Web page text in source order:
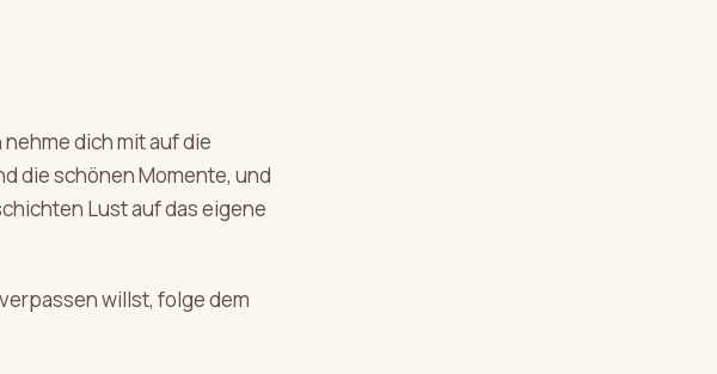
dich mit auf die
die schönen Momente, und
Lust auf das eigene
willst, folge dem